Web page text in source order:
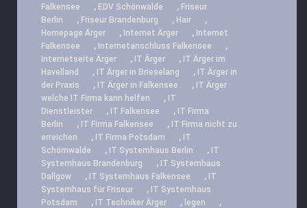
Falkensee
, EDV Schönwalde , Friseur
Berlin
, Friseur Brandenburg , Hair ,
Homepage Ärger , Internet Ärger , Internet
Falkensee
, Internetanschluss Falkensee ,
Internetseite Ärger , IT Ärger , IT Ärger im
Havelland
, IT Ärger in Brieselang , IT Ärger in
der Praxis
, IT Ärger in Falkensee , IT Ärger
welche IT Firma kann helfen
, IT
Dienstleister
, IT Falkensee , IT Firma
Berlin
, IT Firma Falkensee , IT Firma nicht zu
erreichen
, IT Firma Potsdam , IT
Schömwalde
, IT Systemhaus Berlin , IT
Systemhaus Brandenburg
, IT Systemhaus
Dallgow
, IT Systemhaus Falkensee , IT
Systemhaus für Friseur
, IT Systemhaus
Potsdam
, IT Techniker Ärger , legen ,